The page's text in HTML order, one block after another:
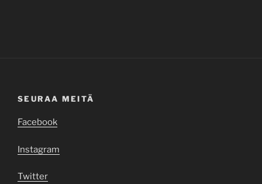
SEURAA MEITÄ
Facebook
Instagram
Twitter